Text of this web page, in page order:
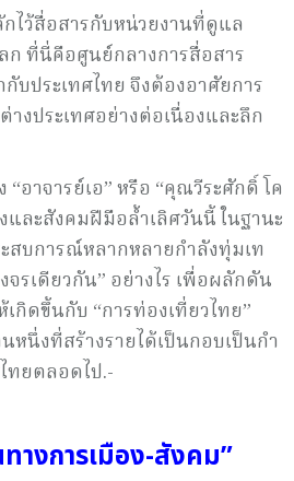
ไว้สื่อสารกับหน่วยงานที่ดูแล
ก ที่นี่คือศูนย์กลางการสื่อสาร
บประเทศไทย จึงต้องอาศัยการ
งประเทศอย่างต่อเนื่องและลึก
อาจารย์เอ” หรือ “คุณวีระศักดิ์ โค
และสังคมฝีมือล้ำเลิศวันนี้ ในฐานะ
สบการณ์หลากหลายกำลังทุ่มเท
จรเดียวกัน” อย่างไร เพื่อผลักดัน
กิดขึ้นกับ “การท่องเที่ยวไทย”
นึ่งที่สร้างรายได้เป็นกอบเป็นกำ
ทยตลอดไป.-
างการเมือง-สังคม”